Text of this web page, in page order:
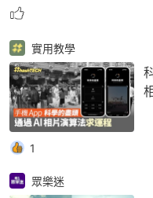
實用教學
1
眾樂迷